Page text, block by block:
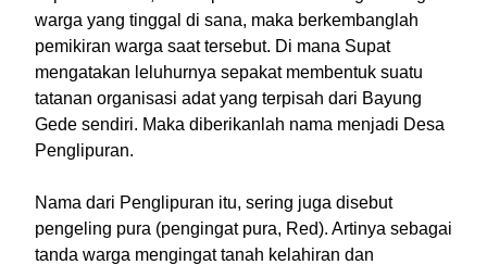
warga yang tinggal di sana, maka berkembanglah
pemikiran warga saat tersebut. Di mana Supat
mengatakan leluhurnya sepakat membentuk suatu
tatanan organisasi adat yang terpisah dari Bayung
Gede sendiri. Maka diberikanlah nama menjadi Desa
Penglipuran.
Nama dari Penglipuran itu, sering juga disebut
pengeling pura (pengingat pura, Red). Artinya sebagai
tanda warga mengingat tanah kelahiran dan